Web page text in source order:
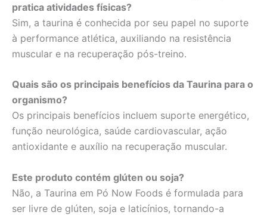
pratica atividades físicas?
Sim, a taurina é conhecida por seu papel no suporte
à performance atlética, auxiliando na resistência
muscular e na recuperação pós-treino.
Quais são os principais benefícios da Taurina para o
organismo?
Os principais benefícios incluem suporte energético,
função neurológica, saúde cardiovascular, ação
antioxidante e auxílio na recuperação muscular.
Este produto contém glúten ou soja?
Não, a Taurina em Pó Now Foods é formulada para
ser livre de glúten, soja e laticínios, tornando-a